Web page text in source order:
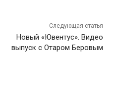
Следующая статья
Новый «Ювентус». Видео
выпуск с Отаром Беровым